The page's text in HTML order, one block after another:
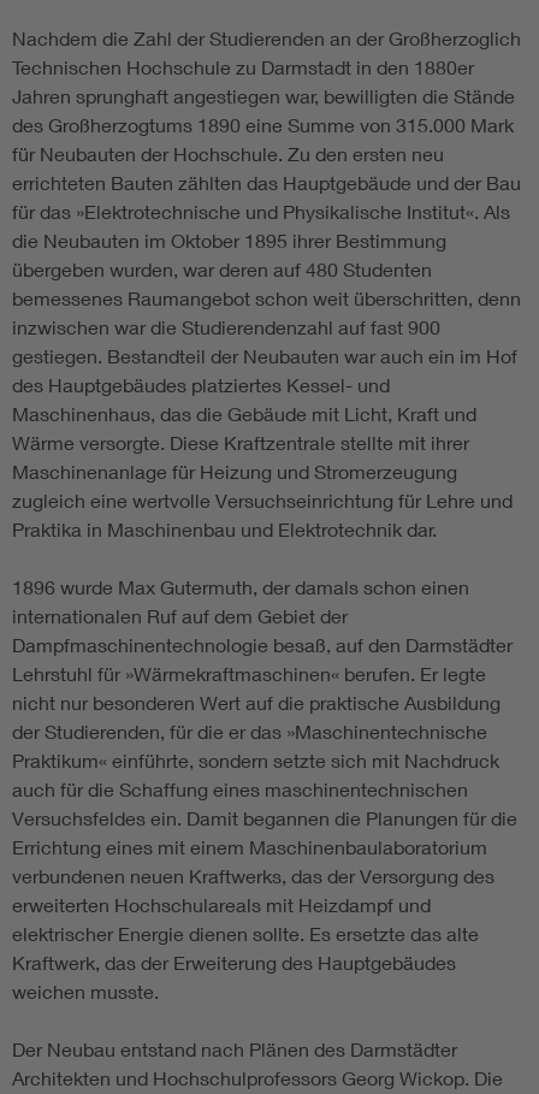
Nachdem die Zahl der Studierenden an der Großherzoglich
Technischen Hochschule zu Darmstadt in den 1880er
Jahren sprunghaft angestiegen war, bewilligten die Stände
des Großherzogtums 1890 eine Summe von 315.000 Mark
für Neubauten der Hochschule. Zu den ersten neu
errichteten Bauten zählten das Hauptgebäude und der Bau
für das »Elektrotechnische und Physikalische Institut«. Als
die Neubauten im Oktober 1895 ihrer Bestimmung
übergeben wurden, war deren auf 480 Studenten
bemessenes Raumangebot schon weit überschritten, denn
inzwischen war die Studierendenzahl auf fast 900
gestiegen. Bestandteil der Neubauten war auch ein im Hof
des Hauptgebäudes platziertes Kessel- und
Maschinenhaus, das die Gebäude mit Licht, Kraft und
Wärme versorgte. Diese Kraftzentrale stellte mit ihrer
Maschinenanlage für Heizung und Stromerzeugung
zugleich eine wertvolle Versuchseinrichtung für Lehre und
Praktika in Maschinenbau und Elektrotechnik dar.
1896 wurde Max Gutermuth, der damals schon einen
internationalen Ruf auf dem Gebiet der
Dampfmaschinentechnologie besaß, auf den Darmstädter
Lehrstuhl für »Wärmekraftmaschinen« berufen. Er legte
nicht nur besonderen Wert auf die praktische Ausbildung
der Studierenden, für die er das »Maschinentechnische
Praktikum« einführte, sondern setzte sich mit Nachdruck
auch für die Schaffung eines maschinentechnischen
Versuchsfeldes ein. Damit begannen die Planungen für die
Errichtung eines mit einem Maschinenbaulaboratorium
verbundenen neuen Kraftwerks, das der Versorgung des
erweiterten Hochschulareals mit Heizdampf und
elektrischer Energie dienen sollte. Es ersetzte das alte
Kraftwerk, das der Erweiterung des Hauptgebäudes
weichen musste.
Der Neubau entstand nach Plänen des Darmstädter
Architekten und Hochschulprofessors Georg Wickop. Die